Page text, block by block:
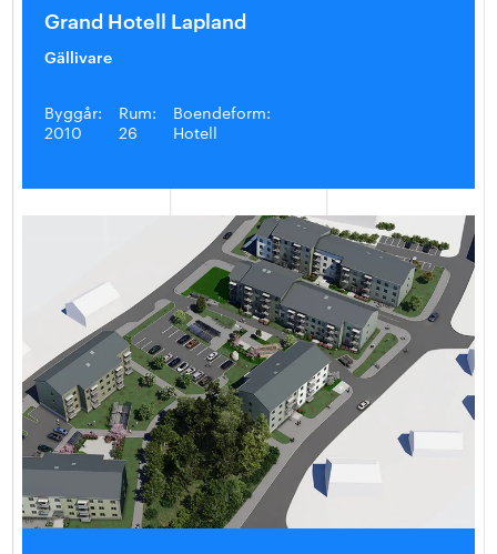
Grand Hotell Lapland
Gällivare
Byggår:
2010
Rum:
26
Boendeform:
Hotell